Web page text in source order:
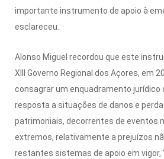
importante instrumento de apoio à
esclareceu.
Alonso Miguel recordou que este
XIII Governo Regional dos Açores, em
consagrar um enquadramento jurídico
resposta a situações de danos e
patrimoniais, decorrentes de eventos
extremos, relativamente a prejuízos
restantes sistemas de apoio em vigor,